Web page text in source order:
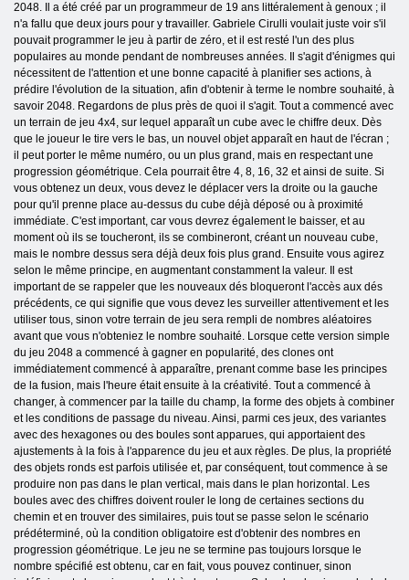
2048. Il a été créé par un programmeur de 19 ans littéralement à genoux ; il
n'a fallu que deux jours pour y travailler. Gabriele Cirulli voulait juste voir s'il
pouvait programmer le jeu à partir de zéro, et il est resté l'un des plus
populaires au monde pendant de nombreuses années. Il s'agit d'énigmes qui
nécessitent de l'attention et une bonne capacité à planifier ses actions, à
prédire l'évolution de la situation, afin d'obtenir à terme le nombre souhaité, à
savoir 2048. Regardons de plus près de quoi il s'agit. Tout a commencé avec
un terrain de jeu 4x4, sur lequel apparaît un cube avec le chiffre deux. Dès
que le joueur le tire vers le bas, un nouvel objet apparaît en haut de l'écran ;
il peut porter le même numéro, ou un plus grand, mais en respectant une
progression géométrique. Cela pourrait être 4, 8, 16, 32 et ainsi de suite. Si
vous obtenez un deux, vous devez le déplacer vers la droite ou la gauche
pour qu'il prenne place au-dessus du cube déjà déposé ou à proximité
immédiate. C'est important, car vous devrez également le baisser, et au
moment où ils se toucheront, ils se combineront, créant un nouveau cube,
mais le nombre dessus sera déjà deux fois plus grand. Ensuite vous agirez
selon le même principe, en augmentant constamment la valeur. Il est
important de se rappeler que les nouveaux dés bloqueront l'accès aux dés
précédents, ce qui signifie que vous devez les surveiller attentivement et les
utiliser tous, sinon votre terrain de jeu sera rempli de nombres aléatoires
avant que vous n'obteniez le nombre souhaité. Lorsque cette version simple
du jeu 2048 a commencé à gagner en popularité, des clones ont
immédiatement commencé à apparaître, prenant comme base les principes
de la fusion, mais l'heure était ensuite à la créativité. Tout a commencé à
changer, à commencer par la taille du champ, la forme des objets à combiner
et les conditions de passage du niveau. Ainsi, parmi ces jeux, des variantes
avec des hexagones ou des boules sont apparues, qui apportaient des
ajustements à la fois à l'apparence du jeu et aux règles. De plus, la propriété
des objets ronds est parfois utilisée et, par conséquent, tout commence à se
produire non pas dans le plan vertical, mais dans le plan horizontal. Les
boules avec des chiffres doivent rouler le long de certaines sections du
chemin et en trouver des similaires, puis tout se passe selon le scénario
prédéterminé, où la condition obligatoire est d'obtenir des nombres en
progression géométrique. Le jeu ne se termine pas toujours lorsque le
nombre spécifié est obtenu, car en fait, vous pouvez continuer, sinon